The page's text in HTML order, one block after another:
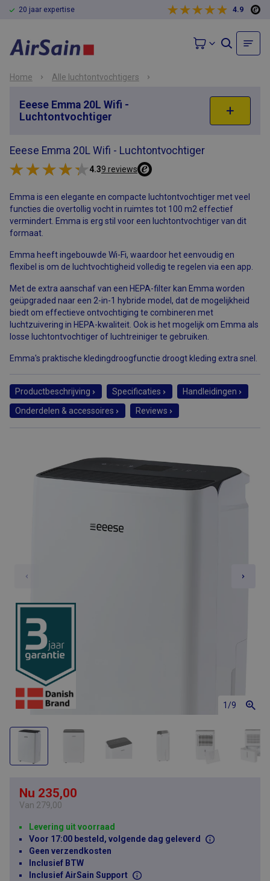
20 jaar expertise 4.9
Home Alle luchtontvochtigers
Eeese Emma 20L Wifi -
Luchtontvochtiger
Eeese Emma 20L Wifi - Luchtontvochtiger
4.39 reviews
Emma is een elegante en compacte luchtontvochtiger met veel
functies die overtollig vocht in ruimtes tot 100 m2 effectief
vermindert. Emma is erg stil voor een luchtontvochtiger van dit
formaat.
Emma heeft ingebouwde Wi-Fi, waardoor het eenvoudig en
flexibel is om de luchtvochtigheid volledig te regelen via een app.
Met de extra aanschaf van een HEPA-filter kan Emma worden
geüpgraded naar een 2-in-1 hybride model, dat de mogelijkheid
biedt om effectieve ontvochtiging te combineren met
luchtzuivering in HEPA-kwaliteit. Ook is het mogelijk om Emma als
losse luchtontvochtiger of luchtreiniger te gebruiken.
Emma's praktische kledingdroogfunctie droogt kleding extra snel.
Productbeschrijving Specificaties
Handleidingen
Onderdelen & accessoires
Reviews
1 /9
Nu 235,00
Van 279,00
Levering uit voorraad
Voor 17:00 besteld, volgende dag geleverd
Geen verzendkosten
Inclusief BTW
Inclusief AirSain Support